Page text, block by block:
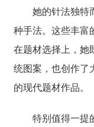
她的针法独特
种手法。这些丰富
在题材选择上，她
统图案，也创作了
的现代题材作品。
特别值得一提